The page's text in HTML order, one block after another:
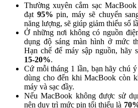
Thường xuyên cắm sạc
đạt 95% pin, máy sẽ chuyển
năng lượng, sẽ giúp giảm thiểu số
Ở những nơi không có nguồn
dụng độ sáng màn hình ở mức
Hạn chế để máy sập nguồn, hãy
15-20%.
Cứ mỗi tháng 1 lần, bạn hãy chú
dùng cho đến khi MacBook còn
máy và sạc đầy.
Nếu MacBook không được sử
nên duy trì mức pin tối thiểu là